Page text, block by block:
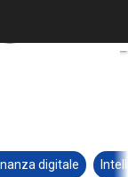
digitale